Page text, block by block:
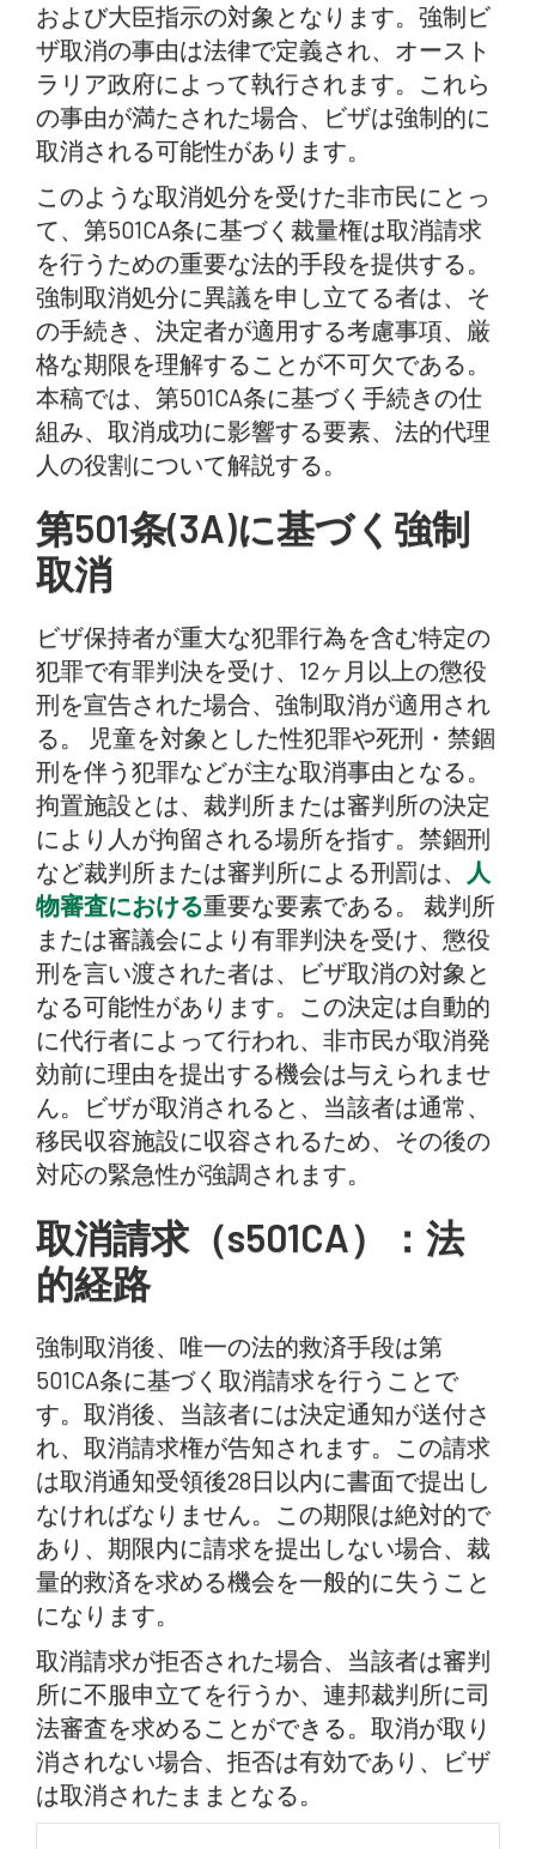
よくある質問（FAQ）
および大臣指示の対象となります。強制ビ
ザ取消の事由は法律で定義され、オースト
ラリア政府によって執行されます。これら
の事由が満たされた場合、ビザは強制的に
取消される可能性があります。
このような取消処分を受けた非市民にとっ
て、第501CA条に基づく裁量権は取消請求
を行うための重要な法的手段を提供する。
強制取消処分に異議を申し立てる者は、そ
の手続き、決定者が適用する考慮事項、厳
格な期限を理解することが不可欠である。
本稿では、第501CA条に基づく手続きの仕
組み、取消成功に影響する要素、法的代理
人の役割について解説する。
第501条(3A)に基づく強制
取消
ビザ保持者が重大な犯罪行為を含む特定の
犯罪で有罪判決を受け、12ヶ月以上の懲役
刑を宣告された場合、強制取消が適用され
る。 児童を対象とした性犯罪や死刑・禁錮
刑を伴う犯罪などが主な取消事由となる。
拘置施設とは、裁判所または審判所の決定
により人が拘留される場所を指す。禁錮刑
など裁判所または審判所による刑罰は、
人
物審査における重要な要素である。 裁判所
または審議会により有罪判決を受け、懲役
刑を言い渡された者は、ビザ取消の対象と
なる可能性があります。この決定は自動的
に代行者によって行われ、非市民が取消発
効前に理由を提出する機会は与えられませ
ん。ビザが取消されると、当該者は通常、
移民収容施設に収容されるため、その後の
対応の緊急性が強調されます。
取消請求（s501CA）：法
的経路
強制取消後、唯一の法的救済手段は第
501CA条に基づく取消請求を行うことで
す。取消後、当該者には決定通知が送付さ
れ、取消請求権が告知されます。この請求
は取消通知受領後28日以内に書面で提出し
なければなりません。この期限は絶対的で
あり、期限内に請求を提出しない場合、裁
量的救済を求める機会を一般的に失うこと
になります。
取消請求が拒否された場合、当該者は審判
所に不服申立てを行うか、連邦裁判所に司
法審査を求めることができる。取消が取り
消されない場合、拒否は有効であり、ビザ
は取消されたままとなる。